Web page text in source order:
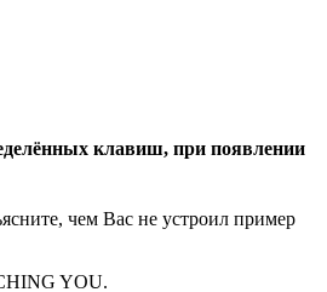
клавиш, при появлении
чем Вас не устроил пример
YOU.